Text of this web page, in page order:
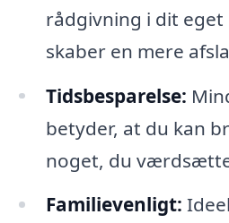
rådgivning i dit
skaber en mere
Tidsbesparelse:
betyder, at du kan
noget, du
Familievenligt: